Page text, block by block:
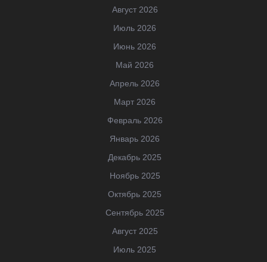
Август 2026
Июль 2026
Июнь 2026
Май 2026
Апрель 2026
Март 2026
Февраль 2026
Январь 2026
Декабрь 2025
Ноябрь 2025
Октябрь 2025
Сентябрь 2025
Август 2025
Июль 2025